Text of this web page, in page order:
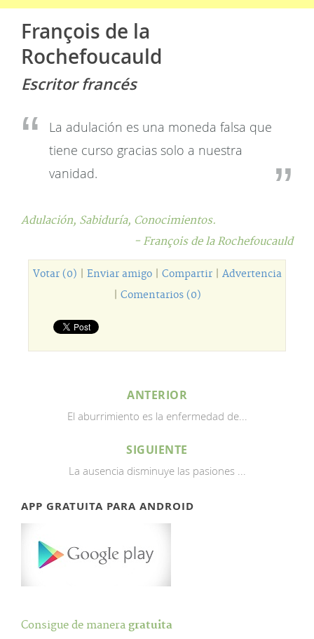
François de la
Rochefoucauld
Escritor francés
La adulación es una moneda falsa que
tiene curso gracias solo a nuestra
vanidad.
Adulación, Sabiduría, Conocimientos.
- François de la Rochefoucauld
Votar (0) Enviar amigo| Compartir| Advertencia
Comentarios (0)
ANTERIOR
El aburrimiento es la enfermedad de...
SIGUIENTE
La ausencia disminuye las pasiones ...
APP GRATUITA PARA ANDROID
Consigue de manera gratuita